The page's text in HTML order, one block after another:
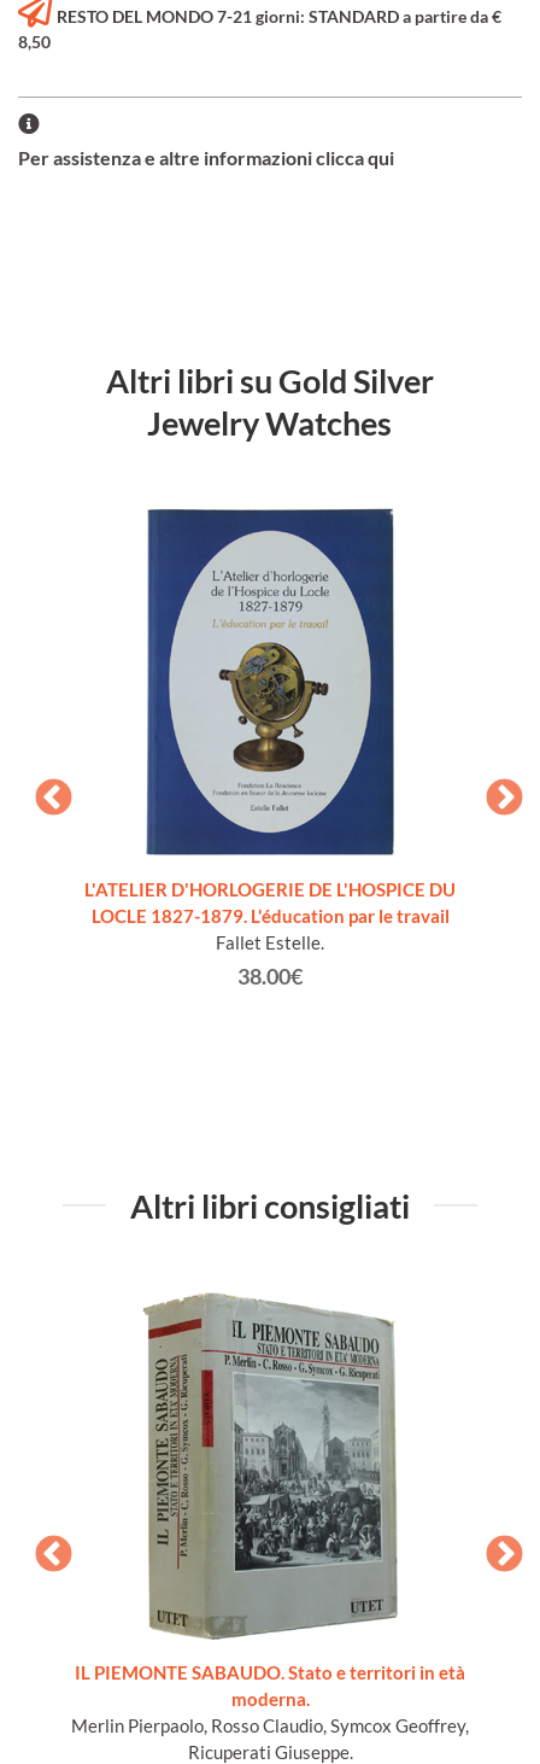
RESTO DEL MONDO 7-21 giorni: STANDARD a partire da €
8,50
Per assistenza e altre informazioni clicca qui
Altri libri su Gold Silver
Jewelry Watches
L'ATELIER D'HORLOGERIE DE L'HOSPICE DU
LOCLE 1827-1879. L'éducation par le travail
Fallet Estelle.
38.00€
Altri libri consigliati
IL PIEMONTE SABAUDO. Stato e territori in età
moderna.
Merlin Pierpaolo, Rosso Claudio, Symcox Geoffrey,
Ricuperati Giuseppe.